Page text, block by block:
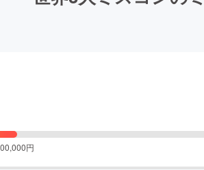
円